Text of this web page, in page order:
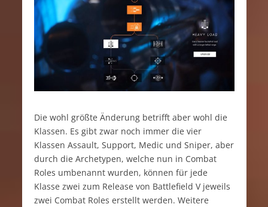
Die wohl größte Änderung betrifft aber wohl die
Klassen. Es gibt zwar noch immer die vier
Klassen Assault, Support, Medic und Sniper, aber
durch die Archetypen, welche nun in Combat
Roles umbenannt wurden, können für jede
Klasse zwei zum Release von Battlefield V jeweils
zwei Combat Roles erstellt werden. Weitere